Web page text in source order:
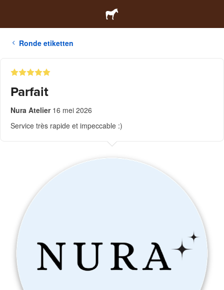
Ronde etiketten
Parfait
Nura Atelier 16 mei 2026
Service très rapide et impeccable :)